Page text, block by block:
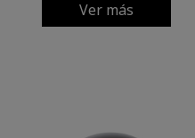
Ver más